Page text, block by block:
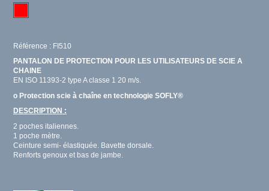
Référence : FI510
PANTALON DE PROTECTION POUR LES UTILISATEURS DE SCIE A
CHAINE
EN ISO 11393-2 type A classe 1 20 m/s.
o Protection scie à chaîne en technologie SOFLY®
DESCRIPTION :
2 poches italiennes.
1 poche mètre.
Ceinture semi- élastiquée. Bavette dorsale.
Renforts genoux et bas de jambe.